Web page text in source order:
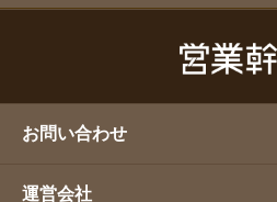
お問い合わせ
運営会社